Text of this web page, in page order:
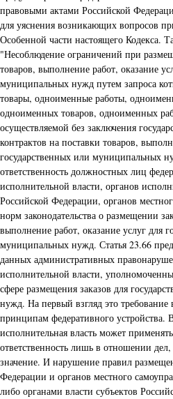
правовыми актами Российской
для уяснения возникающих вопросов
Особенной части настоящего Кодекса.
"Несоблюдение ограничений при
товаров, выполнение работ, оказание
муниципальных нужд путем запроса
товары, одноименные работы,
одноименных товаров, одноименных
осуществляемой без заключения
контрактов на поставки товаров,
государственных или муниципальных
ответственность должностных лиц
исполнительной власти, органов
Российской Федерации, органов
норм законодательства о размещении
выполнение работ, оказание услуг для
муниципальных нужд. Статья 23.66
данных административных
исполнительной власти,
сфере размещения заказов для
нужд. На первый взгляд это
принципам федеративного устройства.
исполнительная власть может
ответственность лишь в отношении
значение. И нарушение правил
Федерации и органов местного
либо органами власти субъектов